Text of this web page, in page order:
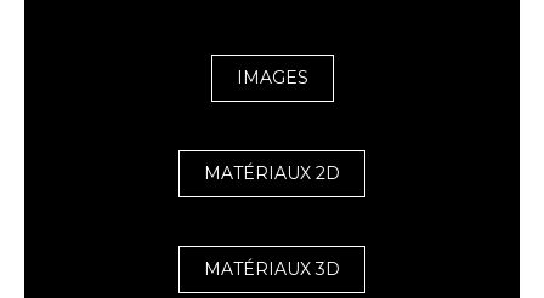
IMAGES
MATÉRIAUX 2D
MATÉRIAUX 3D